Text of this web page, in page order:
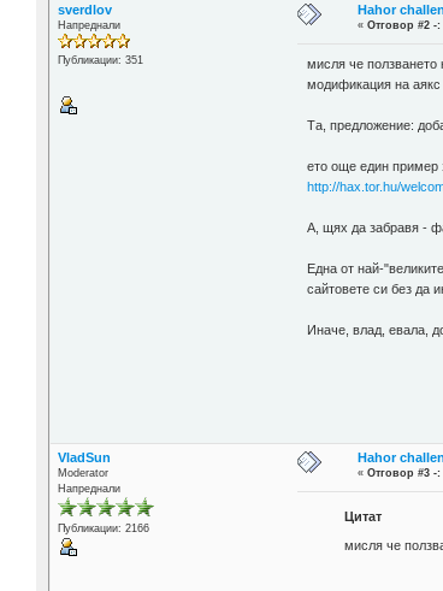
sverdlov
Напреднали
Публикации: 351
Hahor
«Отговор #2 -:
мисля че ползването
модификация на аякс
Та, предложение:
ето още един пример
http://hax.tor.hu/
А, щях да забравя -
Една от най-
сайтовете си без да
Иначе, влад, евала,
VladSun
Moderator
Напреднали
Публикации: 2166
Hahor
«Отговор #3 -:
Цитат
мисля че